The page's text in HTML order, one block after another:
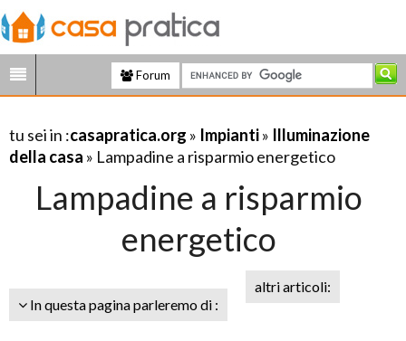
Forum
tu sei in :casapratica.org » Impianti» Illuminazione
della casa » Lampadine a risparmio energetico
Lampadine a risparmio
energetico
In questa pagina parleremo di :
altri articoli: